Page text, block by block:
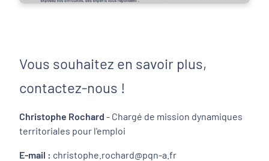
Vous souhaitez en savoir plus,
contactez-nous !
Christophe Rochard - Chargé de mission dynamiques
territoriales pour l'emploi
E-mail : christophe.rochard@pqn-a.fr